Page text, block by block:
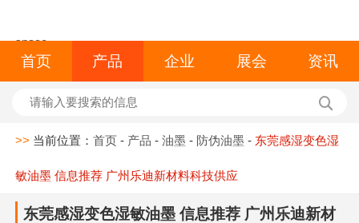
space
首页 产品 企业 展会 资讯
>> 当前位置：首页 - 产品 -油墨 - 防伪油墨 - 东莞感湿变色湿
敏油墨 信息推荐 广州乐迪新材料科技供应
东莞感湿变色湿敏油墨 信息推荐 广州乐迪新材